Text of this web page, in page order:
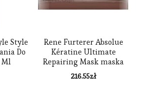
Style
Do
Ml
Rene Furterer Absolue
Kératine Ultimate
Repairing Mask maska
wzmacniająca do włosów
grubych i trudnych do
216.55zł